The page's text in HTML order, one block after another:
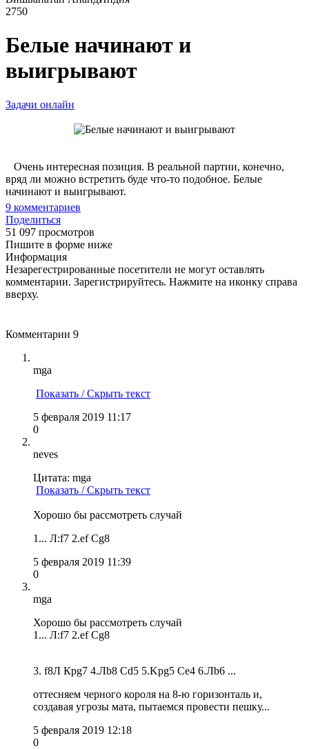
2750
Белые начинают и
выигрывают
Задачи онлайн
Очень интересная позиция. В реальной партии, конечно,
вряд ли можно встретить буде что-то подобное. Белые
начинают и выигрывают.
9 комментариев
Поделиться
51 097 просмотров
Пишите в форме ниже
Информация
Незарегестрированные посетители не могут оставлять
комментарии. Зарегистрируйтесь. Нажмите на иконку справа
вверху.
Комментарии 9
mga
Показать / Скрыть текст
5 февраля 2019 11:17
0
neves
Цитата: mga
Показать / Скрыть текст
Хорошо бы рассмотреть случай
1... Л:f7 2.ef Сg8
5 февраля 2019 11:39
0
mga
Хорошо бы рассмотреть случай
1... Л:f7 2.ef Сg8
3. f8Л Крg7 4.Лb8 Cd5 5.Kpg5 Ce4 6.Лb6 ...
оттесняем черного короля на 8-ю горизонталь и,
создавая угрозы мата, пытаемся провести пешку...
5 февраля 2019 12:18
0